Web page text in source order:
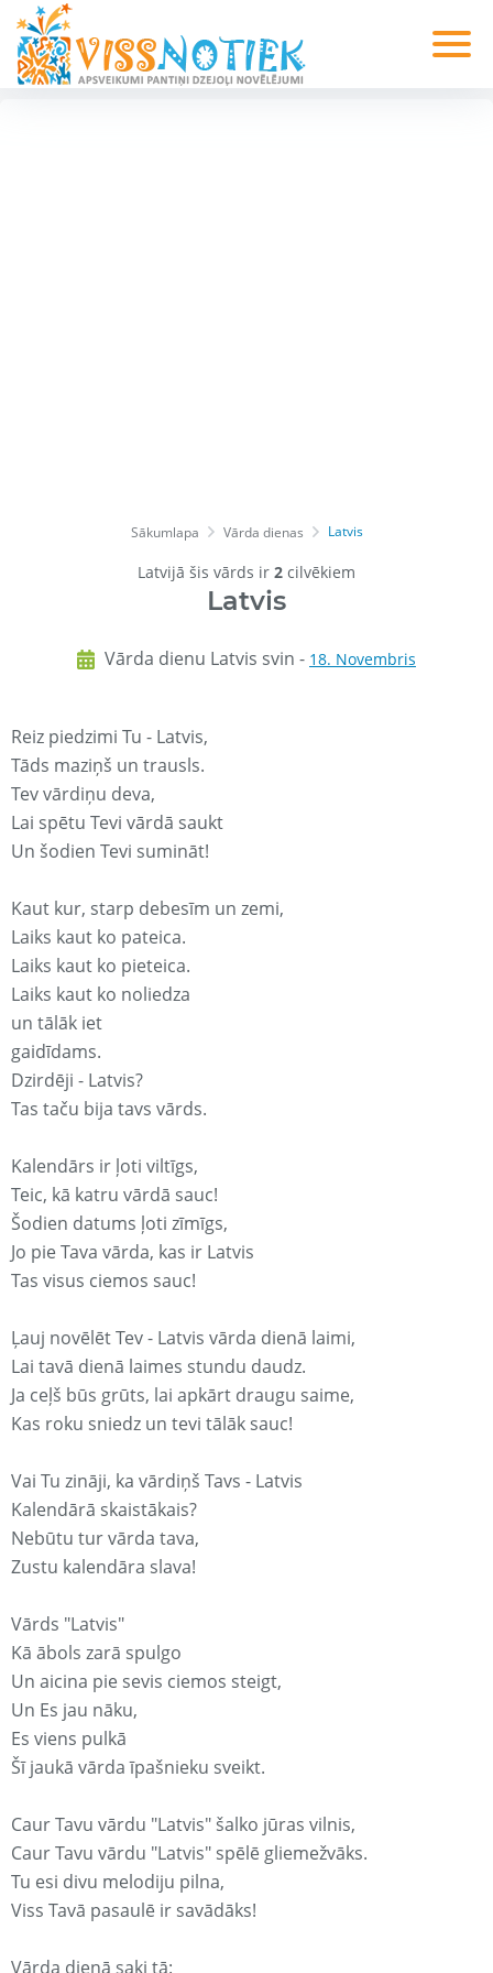
Sākumlapa Vārda dienas Latvis
Latvijā šis vārds ir 2 cilvēkiem
Latvis
Vārda dienu Latvis svin - 18. Novembris
Reiz piedzimi Tu - Latvis,
Tāds maziņš un trausls.
Tev vārdiņu deva,
Lai spētu Tevi vārdā saukt
Un šodien Tevi sumināt!
Kaut kur, starp debesīm un zemi,
Laiks kaut ko pateica.
Laiks kaut ko pieteica.
Laiks kaut ko noliedza
un tālāk iet
gaidīdams.
Dzirdēji - Latvis?
Tas taču bija tavs vārds.
Kalendārs ir ļoti viltīgs,
Teic, kā katru vārdā sauc!
Šodien datums ļoti zīmīgs,
Jo pie Tava vārda, kas ir Latvis
Tas visus ciemos sauc!
Ļauj novēlēt Tev - Latvis vārda dienā laimi,
Lai tavā dienā laimes stundu daudz.
Ja ceļš būs grūts, lai apkārt draugu saime,
Kas roku sniedz un tevi tālāk sauc!
Vai Tu zināji, ka vārdiņš Tavs - Latvis
Kalendārā skaistākais?
Nebūtu tur vārda tava,
Zustu kalendāra slava!
Vārds "Latvis"
Kā ābols zarā spulgo
Un aicina pie sevis ciemos steigt,
Un Es jau nāku,
Es viens pulkā
Šī jaukā vārda īpašnieku sveikt.
Caur Tavu vārdu "Latvis" šalko jūras vilnis,
Caur Tavu vārdu "Latvis" spēlē gliemežvāks.
Tu esi divu melodiju pilna,
Viss Tavā pasaulē ir savādāks!
Vārda dienā saki tā: